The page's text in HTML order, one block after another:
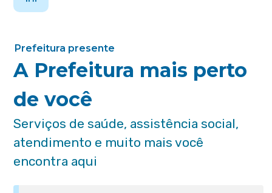
Prefeitura presente
A Prefeitura mais perto
de você
Serviços de saúde, assistência social,
atendimento e muito mais você
encontra aqui